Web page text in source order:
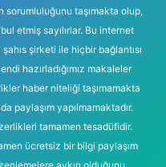
sorumluluğunu taşımakta olup,
etmiş sayılırlar. Bu internet
şirketi ile hiçbir bağlantısı
hazırladığımız makaleler
haber niteliği taşımamakta
paylaşım yapılmamaktadır.
tamamen tesadüfidir.
ücretsiz bir bilgi paylaşım